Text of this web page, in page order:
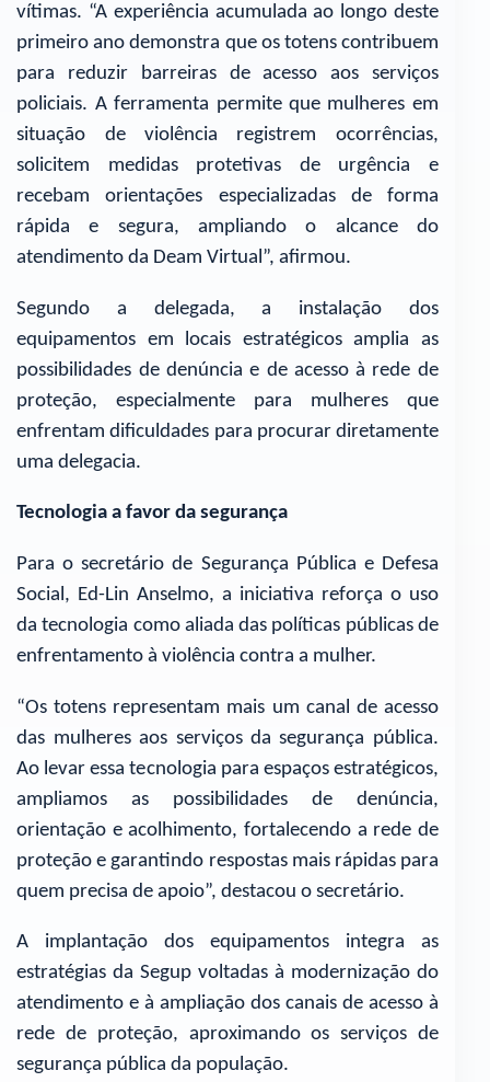
vítimas. “A experiência acumulada ao longo deste
primeiro ano demonstra que os totens contribuem
para reduzir barreiras de acesso aos serviços
policiais. A ferramenta permite que mulheres em
situação de violência registrem ocorrências,
solicitem medidas protetivas de urgência e
recebam orientações especializadas de forma
rápida e segura, ampliando o alcance do
atendimento da Deam Virtual”, afirmou.
Segundo a delegada, a instalação dos
equipamentos em locais estratégicos amplia as
possibilidades de denúncia e de acesso à rede de
proteção, especialmente para mulheres que
enfrentam dificuldades para procurar diretamente
uma delegacia.
Tecnologia a favor da segurança
Para o secretário de Segurança Pública e Defesa
Social, Ed-Lin Anselmo, a iniciativa reforça o uso
da tecnologia como aliada das políticas públicas de
enfrentamento à violência contra a mulher.
“Os totens representam mais um canal de acesso
das mulheres aos serviços da segurança pública.
Ao levar essa tecnologia para espaços estratégicos,
ampliamos as possibilidades de denúncia,
orientação e acolhimento, fortalecendo a rede de
proteção e garantindo respostas mais rápidas para
quem precisa de apoio”, destacou o secretário.
A implantação dos equipamentos integra as
estratégias da Segup voltadas à modernização do
atendimento e à ampliação dos canais de acesso à
rede de proteção, aproximando os serviços de
segurança pública da população.